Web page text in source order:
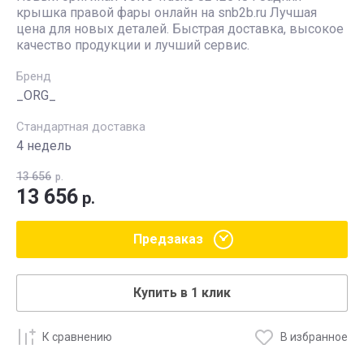
крышка правой фары онлайн на snb2b.ru Лучшая
цена для новых деталей. Быстрая доставка, высокое
качество продукции и лучший сервис.
Бренд
_ORG_
Стандартная доставка
4 недель
13 656 р.
13 656 р.
Предзаказ
Купить в 1 клик
К сравнению В избранное